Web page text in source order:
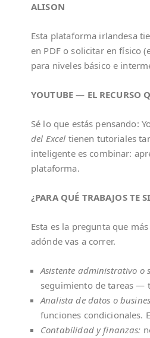
ALISON
Esta plataforma irlandesa
en PDF o solicitar en físico
para niveles básico e
YOUTUBE — EL RECURSO
Sé lo que estás pensando:
del Excel tienen tutoriales
inteligente es combinar:
plataforma.
¿PARA QUÉ TRABAJOS TE
Esta es la pregunta que
adónde vas a correr.
Asistente administrativo o
seguimiento de tareas —
Analista de datos o
funciones condicionales.
Contabilidad y finanzas: